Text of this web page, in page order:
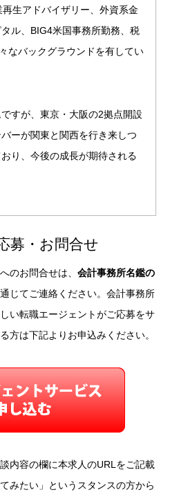
生アドバイザリー、外資系金
ル、BIG4米国事務所勤務、税
なバックグラウンドを有してい
すが、東京・大阪の2拠点開設
ーが関東と関西を行き来しつ
り、今後の成長が期待される
募・お問合せ
のお問合せは、 会計事務所名鑑の
じてご連絡ください。会計事務所
い転職エージェントがご応募をサ
方は下記よりお申込みください。
内容の欄に本求人のURLをご記載
みたい」というスタンスの方から